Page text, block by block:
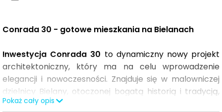
Conrada 30 - gotowe mieszkania na Bielanach
Inwestycja Conrada 30 to dynamiczny nowy projekt
architektoniczny, który ma na celu wprowadzenie
elegancji i nowoczesności. Znajduje się w malowniczej
dzielnicy Bielany, otoczonej bogatą historią i tradycją,
jednocześnie oferującą wiele nowoczesnych
Pokaż cały opis